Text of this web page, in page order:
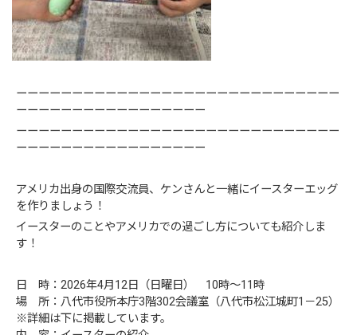
ーーーーーーーーーーーーーーーーーーーーーーーーーーーーー
ーーーーーーーーーーーーーーーーー
ーーーーーーーーーーーーーーーーーーーーーーーーーーーーー
ーーーーーーーーーーーーーーーーー
アメリカ出身の国際交流員、ケンさんと一緒にイースターエッグ
を作りましょう！
イースターのことやアメリカでの過ごし方についても紹介しま
す！
日 時：2026年4月12日（日曜日） 10時～11時
場 所：八代市役所本庁3階302会議室（八代市松江城町1－25）
※詳細は下に掲載しています。